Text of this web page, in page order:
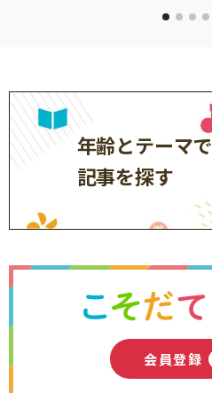
年齢とテーマで
記事を探す
会員登録